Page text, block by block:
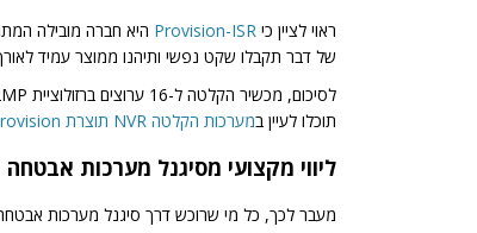
ראוי לציין כי Provision-ISR
של דבר תקבלו שקט נפשי ותיהנו ממוצר עמיד
תוכלו לעיין במערכות הקלטה NVR תוצרת Provision
ליווי מקצועי מסיגנל מערכות אבטחה
מעבר לכך, כל מי שרוכש דרך סיגנל מערכות